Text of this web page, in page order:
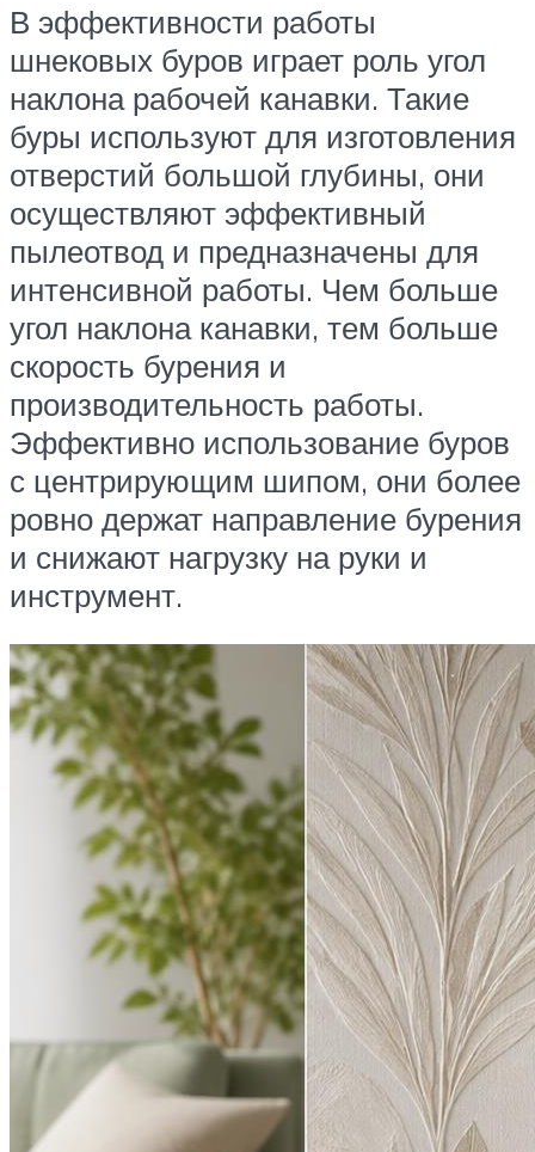
В эффективности работы
шнековых буров играет роль угол
наклона рабочей канавки. Такие
буры используют для изготовления
отверстий большой глубины, они
осуществляют эффективный
пылеотвод и предназначены для
интенсивной работы. Чем больше
угол наклона канавки, тем больше
скорость бурения и
производительность работы.
Эффективно использование буров
с центрирующим шипом, они более
ровно держат направление бурения
и снижают нагрузку на руки и
инструмент.